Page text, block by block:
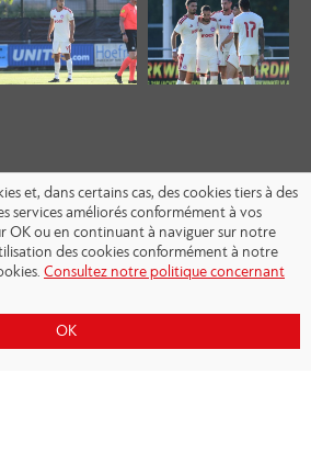
et, dans certains cas, des cookies tiers à des
services améliorés conformément à vos
OK ou en continuant à naviguer sur notre
des cookies conformément à notre
Consultez notre politique concernant
OK